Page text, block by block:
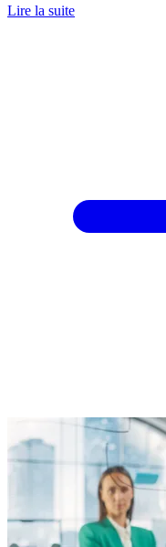
Lire la suite